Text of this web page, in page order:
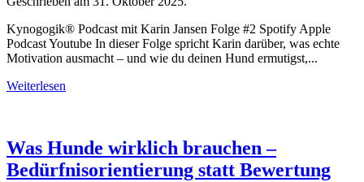
Kynogogik® Podcast mit Karin Jansen Folge #2 Spotify Apple
Podcast Youtube In dieser Folge spricht Karin darüber, was echte
Motivation ausmacht – und wie du deinen Hund ermutigst,...
Weiterlesen
Was Hunde wirklich brauchen –
Bedürfnisorientierung statt Bewertung